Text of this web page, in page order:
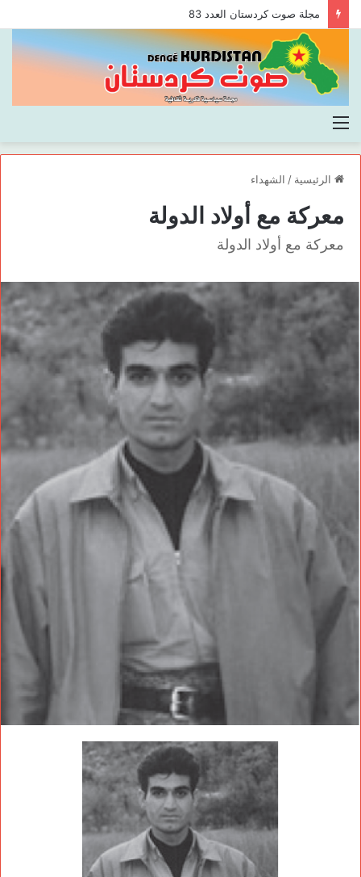
مجلة صوت كردستان العدد 83
القائمة
الرئيسية / الشهداء
معركة مع أولاد الدولة
معركة مع أولاد الدولة